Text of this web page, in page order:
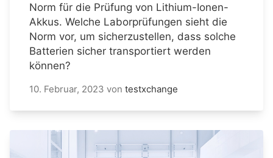
Norm für die Prüfung von Lithium-Ionen-
Akkus. Welche Laborprüfungen sieht die
Norm vor, um sicherzustellen, dass solche
Batterien sicher transportiert werden
können?
10. Februar, 2023 von testxchange